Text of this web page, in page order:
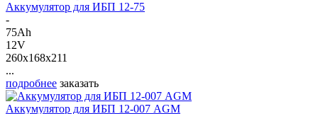
Аккумулятор для ИБП 12-75
-
75Ah
12V
260x168x211
...
подробнее заказать
Аккумулятор для ИБП 12-007 AGM